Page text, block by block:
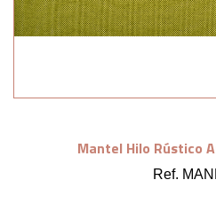
Mantel Hilo Rústico
Ref.